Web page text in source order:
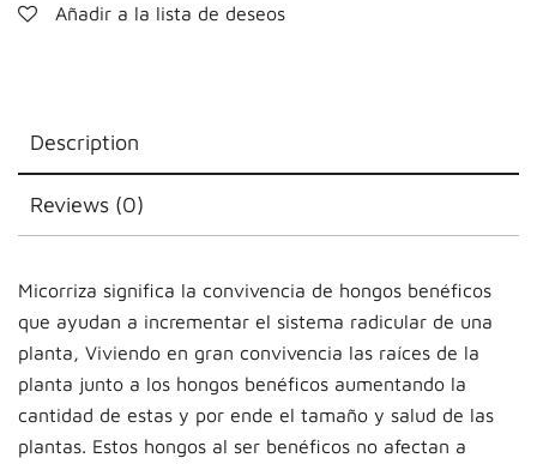
Añadir a la lista de deseos
Description
Reviews (0)
Micorriza significa la convivencia de hongos benéficos
que ayudan a incrementar el sistema radicular de una
planta, Viviendo en gran convivencia las raíces de la
planta junto a los hongos benéficos aumentando la
cantidad de estas y por ende el tamaño y salud de las
plantas. Estos hongos al ser benéficos no afectan a